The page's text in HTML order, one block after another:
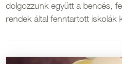
dolgozzunk együtt a bencés,
rendek által fenntartott iskolák